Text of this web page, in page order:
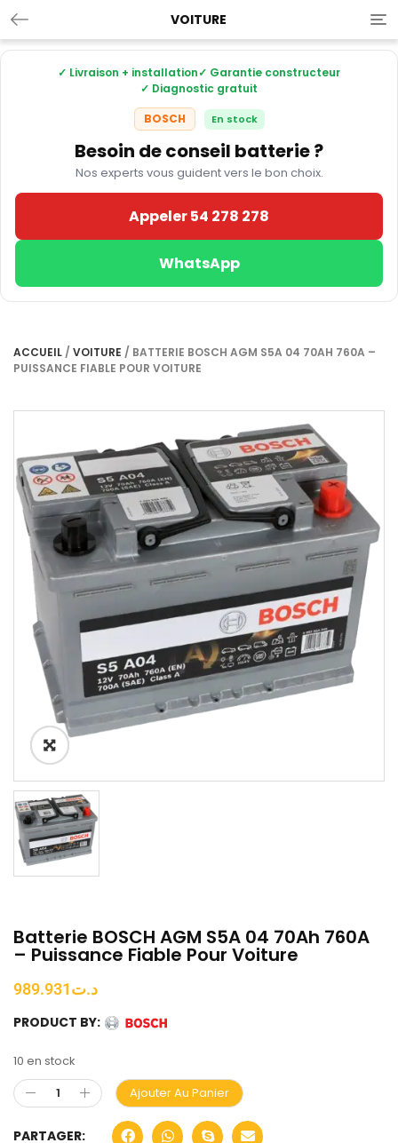
VOITURE
✓ Livraison + installation✓ Garantie constructeur
✓ Diagnostic gratuit
BOSCH
En stock
Besoin de conseil batterie ?
Nos experts vous guident vers le bon choix.
Appeler 54 278 278
WhatsApp
ACCUEIL / VOITURE / BATTERIE BOSCH AGM S5A 04 70AH 760A –
PUISSANCE FIABLE POUR VOITURE
Batterie BOSCH AGM S5A 04 70Ah 760A
– Puissance Fiable Pour Voiture
د.ت989.931
PRODUCT BY:
10 en stock
Ajouter Au Panier
PARTAGER: